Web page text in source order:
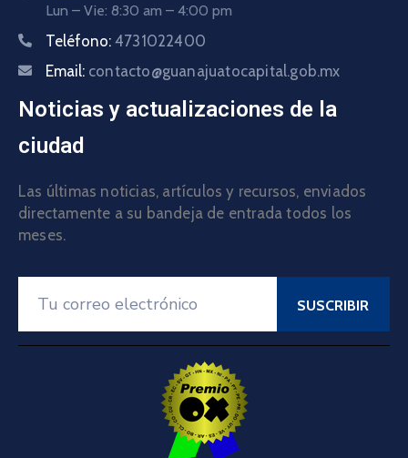
Lun – Vie: 8:30 am – 4:00 pm
Teléfono: 4731022400
Email: contacto@guanajuatocapital.gob.mx
Noticias y actualizaciones de la
ciudad
Las últimas noticias, artículos y recursos, enviados
directamente a su bandeja de entrada todos los
meses.